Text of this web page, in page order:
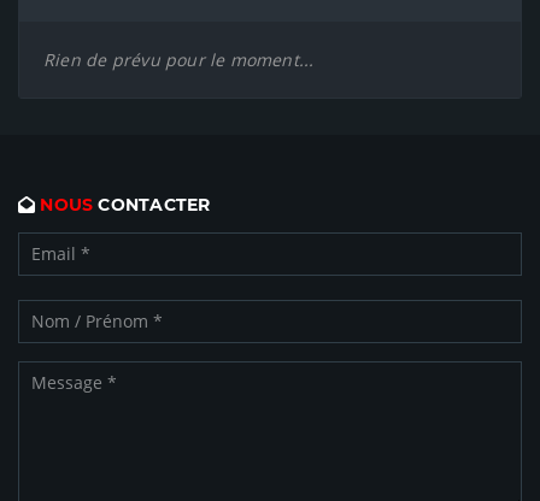
Rien de prévu pour le moment...
NOUS CONTACTER